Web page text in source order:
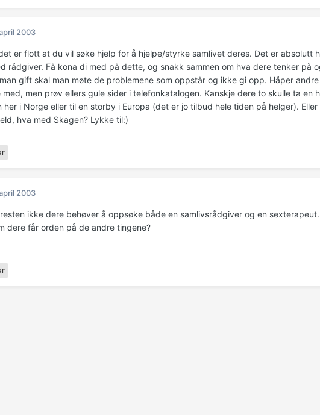
2003
er flott at du vil søke hjelp for å hjelpe/styrke samlivet deres. Det er absolutt
rådgiver. Få kona di med på dette, og snakk sammen om hva dere tenker på
gift skal man møte de problemene som oppstår og ikke gi opp. Håper
med, men prøv ellers gule sider i telefonkatalogen. Kanskje dere to skulle ta en
her i Norge eller til en storby i Europa (det er jo tilbud hele tiden på helger).
hva med Skagen? Lykke til:)
2003
ikke dere behøver å oppsøke både en samlivsrådgiver og en
dere får orden på de andre tingene?